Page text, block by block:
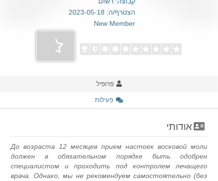
הצטרף/ה: 2023-05-18
New Member
פרופיל
פעילות
אודותי
До возраста 12 месяцев прием настоек восковой моли
должен в обязательном порядке быть одобрен
специалистом и проходить под контролем лечащего
врача. Однако, мы не рекомендуем самостоятельно (без